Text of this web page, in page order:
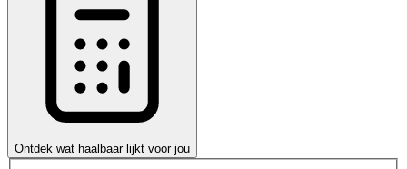
Ontdek wat haalbaar lijkt voor jou